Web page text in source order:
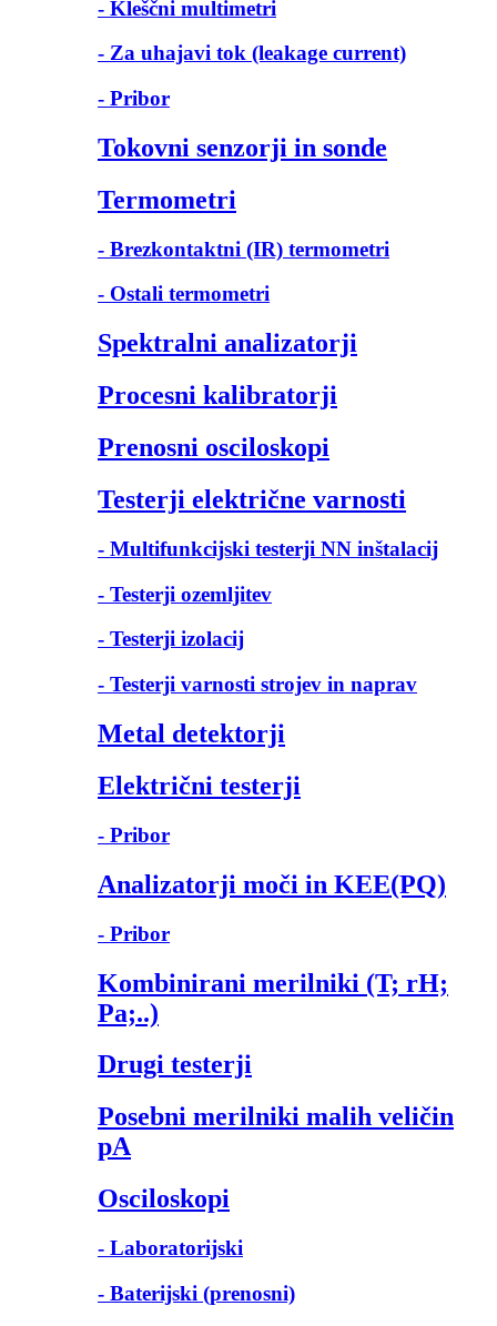
- Kleščni multimetri
- Za uhajavi tok (leakage current)
- Pribor
Tokovni senzorji in sonde
Termometri
- Brezkontaktni (IR) termometri
- Ostali termometri
Spektralni analizatorji
Procesni kalibratorji
Prenosni osciloskopi
Testerji električne varnosti
- Multifunkcijski testerji NN inštalacij
- Testerji ozemljitev
- Testerji izolacij
- Testerji varnosti strojev in naprav
Metal detektorji
Električni testerji
- Pribor
Analizatorji moči in KEE(PQ)
- Pribor
Kombinirani merilniki (T; rH;
Pa;..)
Drugi testerji
Posebni merilniki malih veličin
pA
Osciloskopi
- Laboratorijski
- Baterijski (prenosni)